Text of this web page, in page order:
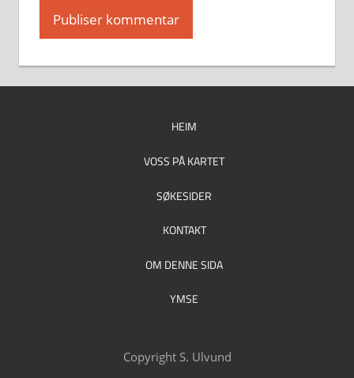
HEIM
VOSS PÅ KARTET
SØKESIDER
KONTAKT
OM DENNE SIDA
YMSE
Copyright S. Ulvund